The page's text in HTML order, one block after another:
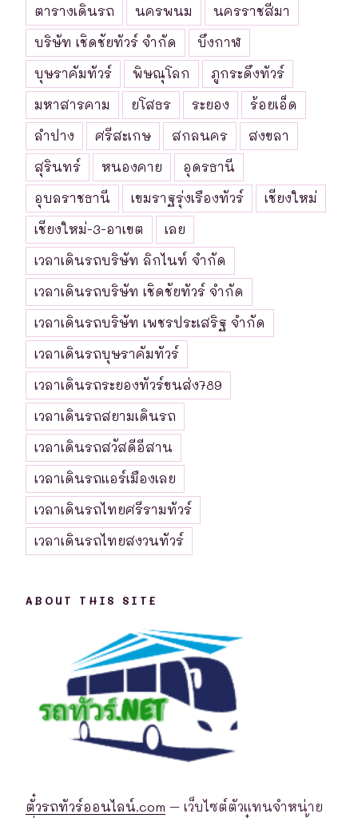
ตารางเดินรถ
นครพนม
นครราชสีมา
บริษัท เชิดชัยทัวร์ จำกัด
บึงกาฬ
บุษราคัมทัวร์
พิษณุโลก
ภูกระดึงทัวร์
มหาสารคาม
ยโสธร ระยอง
ร้อยเอ็ด
ลำปาง
ศรีสะเกษ สกลนคร
สงขลา
สุรินทร์
หนองคาย
อุดรธานี
อุบลราชธานี
เขมราฐรุ่งเรืองทัวร์
เชียงใหม่
เชียงใหม่-3-อาเขต
เลย
เวลาเดินรถบริษัท ลิกไนท์ จำกัด
เวลาเดินรถบริษัท เชิดชัยทัวร์ จำกัด
เวลาเดินรถบริษัท เพชรประเสริฐ จำกัด
เวลาเดินรถบุษราคัมทัวร์
เวลาเดินรถระยองทัวร์ขนส่ง789
เวลาเดินรถสยามเดินรถ
เวลาเดินรถสวัสดีอีสาน
เวลาเดินรถแอร์เมืองเลย
เวลาเดินรถไทยศรีรามทัวร์
เวลาเดินรถไทยสงวนทัวร์
ABOUT THIS SITE
ตั๋วรถทัวร์ออนไลน์.com – เว็บไซต์ตัวแทนจำหน่าย